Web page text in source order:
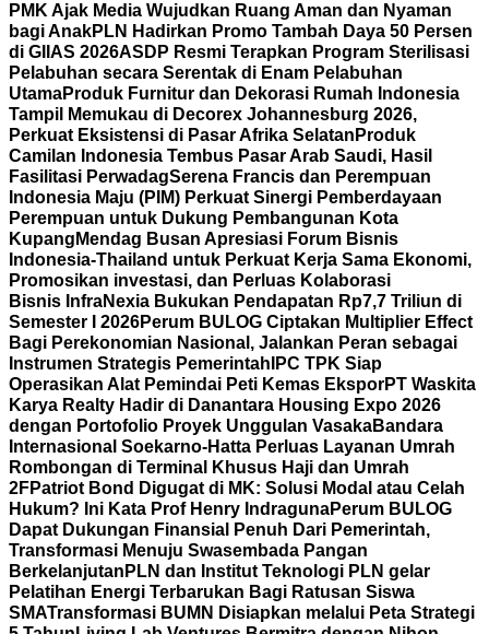
PMK Ajak Media Wujudkan Ruang Aman dan Nyaman
bagi AnakPLN Hadirkan Promo Tambah Daya 50 Persen
di GIIAS 2026ASDP Resmi Terapkan Program Sterilisasi
Pelabuhan secara Serentak di Enam Pelabuhan
UtamaProduk Furnitur dan Dekorasi Rumah Indonesia
Tampil Memukau di Decorex Johannesburg 2026,
Perkuat Eksistensi di Pasar Afrika Selatan Produk
Camilan Indonesia Tembus Pasar Arab Saudi, Hasil
Fasilitasi PerwadagSerena Francis dan Perempuan
Indonesia Maju (PIM) Perkuat Sinergi Pemberdayaan
Perempuan untuk Dukung Pembangunan Kota
Kupang Mendag Busan Apresiasi Forum Bisnis
Indonesia-Thailand untuk Perkuat Kerja Sama Ekonomi,
Promosikan investasi, dan Perluas Kolaborasi
Bisnis InfraNexia Bukukan Pendapatan Rp7,7 Triliun di
Semester I 2026Perum BULOG Ciptakan Multiplier Effect
Bagi Perekonomian Nasional, Jalankan Peran sebagai
Instrumen Strategis Pemerintah IPC TPK Siap
Operasikan Alat Pemindai Peti Kemas EksporPT Waskita
Karya Realty Hadir di Danantara Housing Expo 2026
dengan Portofolio Proyek Unggulan VasakaBandara
Internasional Soekarno-Hatta Perluas Layanan Umrah
Rombongan di Terminal Khusus Haji dan Umrah
2FPatriot Bond Digugat di MK: Solusi Modal atau Celah
Hukum? Ini Kata Prof Henry IndragunaPerum BULOG
Dapat Dukungan Finansial Penuh Dari Pemerintah,
Transformasi Menuju Swasembada Pangan
Berkelanjutan PLN dan Institut Teknologi PLN gelar
Pelatihan Energi Terbarukan Bagi Ratusan Siswa
SMATransformasi BUMN Disiapkan melalui Peta Strategi